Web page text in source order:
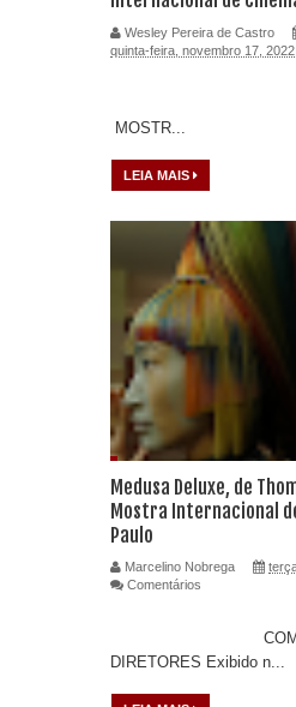
Wesley Pereira de Castro
quinta-feira, novembro 17, 2022
MOSTR...
LEIA MAIS
Medusa Deluxe, de
Mostra Internacional
Paulo
Marcelino Nobrega
Comentários
DIRETORES Exibido n...